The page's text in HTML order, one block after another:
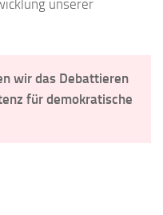
unserer
wir das Debattieren
für demokratische